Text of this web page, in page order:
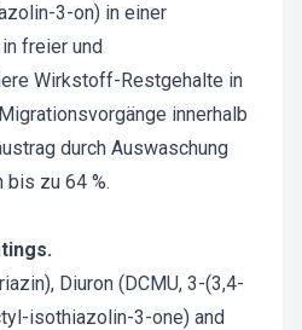
3-on) in einer
freier und
Wirkstoff-Restgehalte in
innerhalb
durch Auswaschung
bis zu 64 %.
Diuron (DCMU, 3-(3,4-
isothiazolin-3-one) and